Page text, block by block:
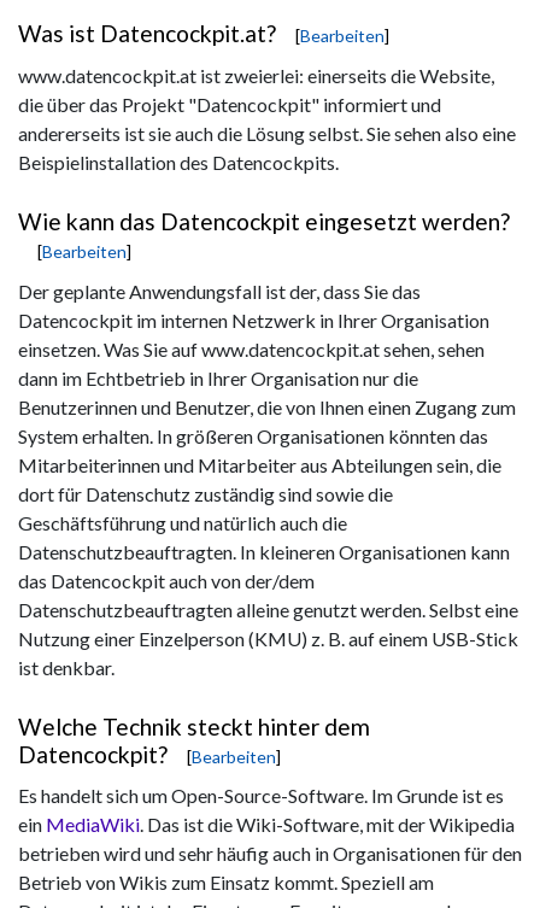
Was ist Datencockpit.at? [Bearbeiten]
www.datencockpit.at ist zweierlei: einerseits die Website,
die über das Projekt "Datencockpit" informiert und
andererseits ist sie auch die Lösung selbst. Sie sehen also eine
Beispielinstallation des Datencockpits.
Wie kann das Datencockpit eingesetzt werden?
[Bearbeiten]
Der geplante Anwendungsfall ist der, dass Sie das
Datencockpit im internen Netzwerk in Ihrer Organisation
einsetzen. Was Sie auf www.datencockpit.at sehen, sehen
dann im Echtbetrieb in Ihrer Organisation nur die
Benutzerinnen und Benutzer, die von Ihnen einen Zugang zum
System erhalten. In größeren Organisationen könnten das
Mitarbeiterinnen und Mitarbeiter aus Abteilungen sein, die
dort für Datenschutz zuständig sind sowie die
Geschäftsführung und natürlich auch die
Datenschutzbeauftragten. In kleineren Organisationen kann
das Datencockpit auch von der/dem
Datenschutzbeauftragten alleine genutzt werden. Selbst eine
Nutzung einer Einzelperson (KMU) z. B. auf einem USB-Stick
ist denkbar.
Welche Technik steckt hinter dem
Datencockpit?
[Bearbeiten]
Es handelt sich um Open-Source-Software. Im Grunde ist es
ein MediaWiki. Das ist die Wiki-Software, mit der Wikipedia
betrieben wird und sehr häufig auch in Organisationen für den
Betrieb von Wikis zum Einsatz kommt. Speziell am